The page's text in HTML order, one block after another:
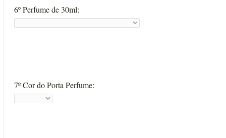
6º Perfume de 30ml:
7º Cor do Porta Perfume: